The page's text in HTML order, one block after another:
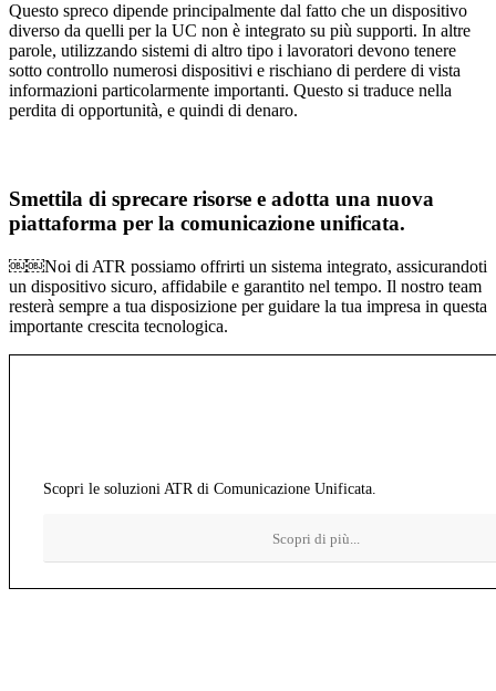
Questo spreco dipende principalmente dal fatto che un dispositivo
diverso da quelli per la UC non è integrato su più supporti. In altre
parole, utilizzando sistemi di altro tipo i lavoratori devono tenere
sotto controllo numerosi dispositivi e rischiano di perdere di vista
informazioni particolarmente importanti. Questo si traduce nella
perdita di opportunità, e quindi di denaro.
Smettila di sprecare risorse e adotta una nuova
piattaforma per la comunicazione unificata.
￼￼Noi di ATR possiamo offrirti un sistema integrato, assicurandoti
un dispositivo sicuro, affidabile e garantito nel tempo. Il nostro team
resterà sempre a tua disposizione per guidare la tua impresa in questa
importante crescita tecnologica.
Scopri le soluzioni ATR di Comunicazione Unificata.
Scopri di più...